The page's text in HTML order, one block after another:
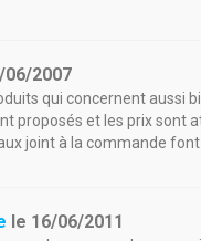
06/2007
qui concernent aussi
proposés et les prix sont
joint à la commande font
le 16/06/2011